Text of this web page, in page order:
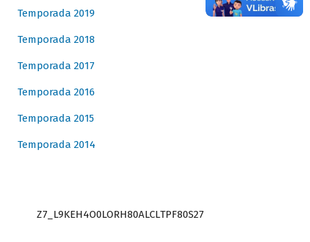
Temporada 2019
Temporada 2018
Temporada 2017
Temporada 2016
Temporada 2015
Temporada 2014
Z7_L9KEH4O0LORH80ALCLTPF80S27